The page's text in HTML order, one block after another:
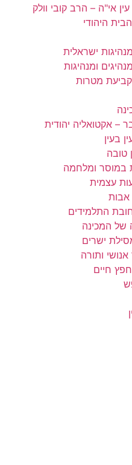
אי"ה – הרב קובי וולק
היהודי
ישראלית
ומנהיגות
קביעת מטרות
– אקטואליה יהודית
בעין
טובה
במוסר ומלחמה
עצמית
התלמידים
של המכינה
ישרים
ותורה
חיים